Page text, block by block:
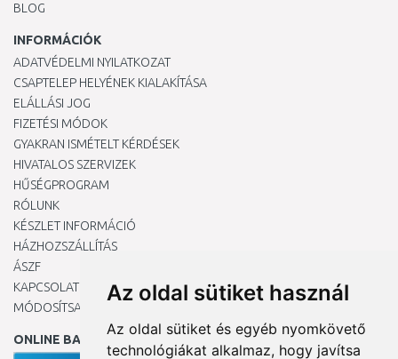
Az oldal sütiket használ
Az oldal sütiket és egyéb nyomkövető
technológiákat alkalmaz, hogy javítsa
BLOG
INFORMÁCIÓK
ADATVÉDELMI NYILATKOZAT
CSAPTELEP HELYÉNEK KIALAKÍTÁSA
ELÁLLÁSI JOG
FIZETÉSI MÓDOK
GYAKRAN ISMÉTELT KÉRDÉSEK
HIVATALOS SZERVIZEK
HŰSÉGPROGRAM
RÓLUNK
KÉSZLET INFORMÁCIÓ
HÁZHOZSZÁLLÍTÁS
ÁSZF
KAPCSOLAT
MÓDOSÍTSA A COOKIE-BEÁLLÍTÁSAIMAT
ONLINE BANKKÁRTYÁVAL